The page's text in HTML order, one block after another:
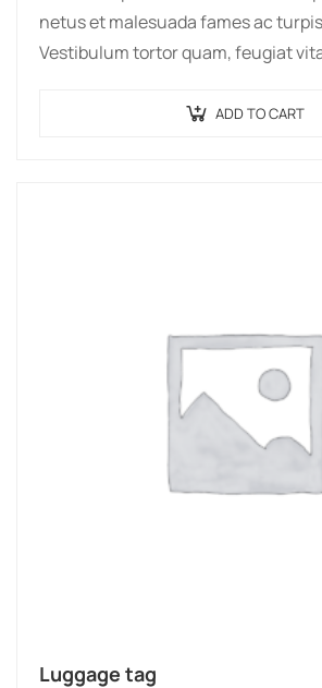
netus et malesuada fames ac
Vestibulum tortor quam, feugiat
ADD TO CART
Luggage tag